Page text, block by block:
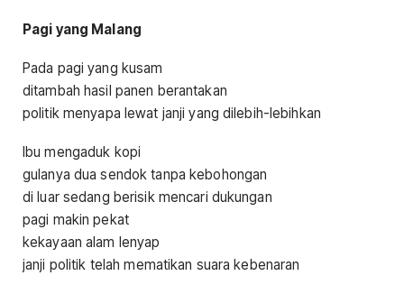
Pagi yang Malang
Pada pagi yang kusam
ditambah hasil panen berantakan
politik menyapa lewat janji yang dilebih-lebihkan
Ibu mengaduk kopi
gulanya dua sendok tanpa kebohongan
di luar sedang berisik mencari dukungan
pagi makin pekat
kekayaan alam lenyap
janji politik telah mematikan suara kebenaran